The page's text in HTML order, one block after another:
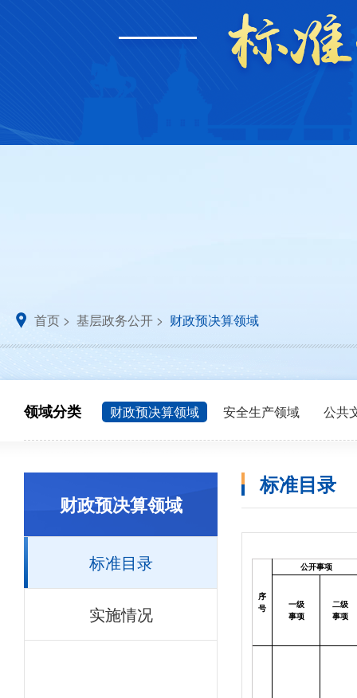
首页 > 基层政务公开 > 财政预决算领域
领域分类 财政预决算领域 安全生产领域 公共
财政预决算领域
标准目录
实施情况
标准目录
序
号
公开事项
一级
事项
二级
事项